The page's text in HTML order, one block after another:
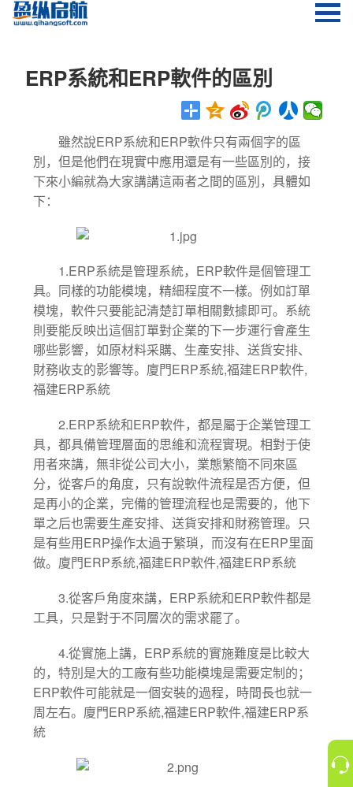
ERP系統和ERP軟件的區別
雖然說ERP系統和ERP軟件只有兩個字的區
別，但是他們在現實中應用還是有一些區別的，接
下來小編就為大家講講這兩者之間的區別，具體如
下：
1.ERP系統是管理系統， ERP軟件是個管理工
具。同樣的功能模塊，精細程度不一樣。例如訂單
模塊，軟件只要能記清楚訂單相關數據即可。系統
則要能反映出這個訂單對企業的下一步運行會產生
哪些影響，如原材料采購、生產安排、送貨安排、
財務收支的影響等。廈門ERP系統,福建ERP軟件,
福建ERP系統
2.ERP系統和ERP軟件，都是屬于企業管理工
具，都具備管理層面的思維和流程實現。相對于使
用者來講，無非從公司大小，業態繁簡不同來區
分，從客戶的角度，只有說軟件流程是否方便，但
是再小的企業，完備的管理流程也是需要的，他下
單之后也需要生產安排、送貨安排和財務管理。只
是有些用 ERP操作太過于繁瑣，而沒有在ERP里面
做。廈門ERP系統,福建ERP軟件,福建ERP系統
3.從客戶角度來講， ERP系統和ERP軟件都是
工具，只是對于不同層次的需求罷了。
4.從實施上講， ERP系統的實施難度是比較大
的，特別是大的工廠有些功能模塊是需要定制的；
ERP軟件可能就是一個安裝的過程，時間長也就一
周左右。廈門ERP系統,福建ERP軟件,福建ERP系
統